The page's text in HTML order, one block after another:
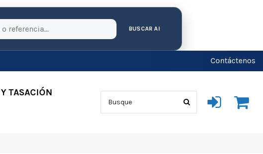
BUSCAR AI
Contáctenos
TASACIÓN